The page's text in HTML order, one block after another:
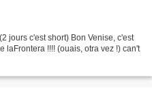
jours c'est short) Bon Venise, c'est
laFrontera !!!! (ouais, otra vez !) can't